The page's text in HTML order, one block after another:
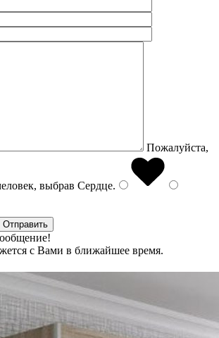
Пожалуйста,
выбрав Сердце.
с Вами в ближайшее время.